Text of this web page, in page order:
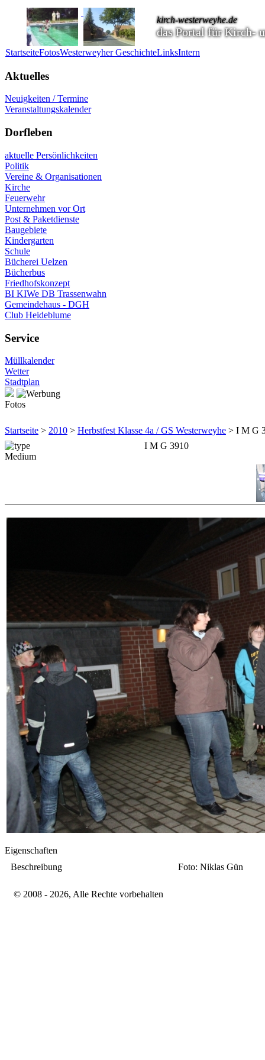
kirch-westerweyhe.de
das Portal für Kirch-
StartseiteFotosWesterweyher GeschichteLinksIntern
Aktuelles
Neuigkeiten / Termine
Veranstaltungskalender
Dorfleben
aktuelle Persönlichkeiten
Politik
Vereine & Organisationen
Kirche
Feuerwehr
Unternehmen vor Ort
Post & Paketdienste
Baugebiete
Kindergarten
Schule
Bücherei Uelzen
Bücherbus
Friedhofskonzept
BI KIWe DB Trassenwahn
Gemeindehaus - DGH
Club Heideblume
Service
Müllkalender
Wetter
Stadtplan
Fotos
Startseite > 2010 > Herbstfest Klasse 4a / GS Westerweyhe > I M G
I M G 3910
Medium
Eigenschaften
Beschreibung
Foto: Niklas Gün
© 2008 - 2026, Alle Rechte vorbehalten